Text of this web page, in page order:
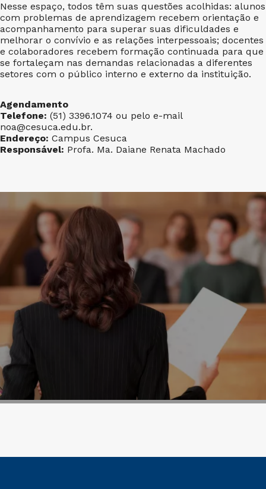
Nesse espaço, todos têm suas questões acolhidas: alunos
com problemas de aprendizagem recebem orientação e
acompanhamento para superar suas dificuldades e
melhorar o convívio e as relações interpessoais; docentes
e colaboradores recebem formação continuada para que
se fortaleçam nas demandas relacionadas a diferentes
setores com o público interno e externo da instituição.
Agendamento
Telefone: (51) 3396.1074 ou pelo e-mail
noa@cesuca.edu.br.
Endereço: Campus Cesuca
Responsável: Profa. Ma. Daiane Renata Machado